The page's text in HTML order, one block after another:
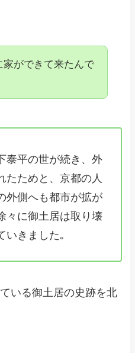
家ができて来たんで
泰平の世が続き、外
たためと、京都の人
外側へも都市が拡が
々に御土居は取り壊
いきました｡
いる御土居の史跡を北